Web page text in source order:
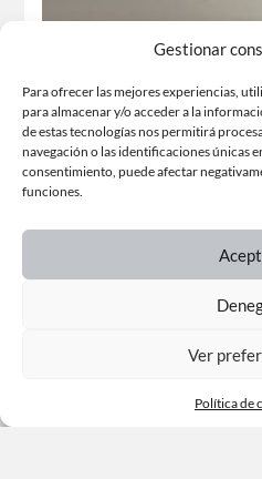
Gestionar
Para ofrecer las mejores experiencias,
para almacenar y/o acceder a la
de estas tecnologías nos permitirá
navegación o las identificaciones únicas
consentimiento, puede afectar
funciones.
Ver
Política de